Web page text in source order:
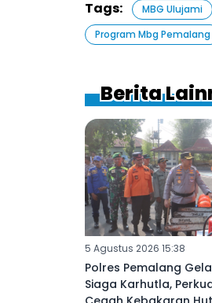
Tags: MBG Ulujami
Program Mbg Pemalang
Berita
5 Agustus 2026 15:38
Polres Pemalang
Siaga Karhutla,